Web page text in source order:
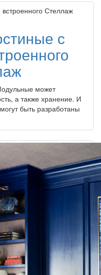
с
может
а также хранение. И
быть разработаны